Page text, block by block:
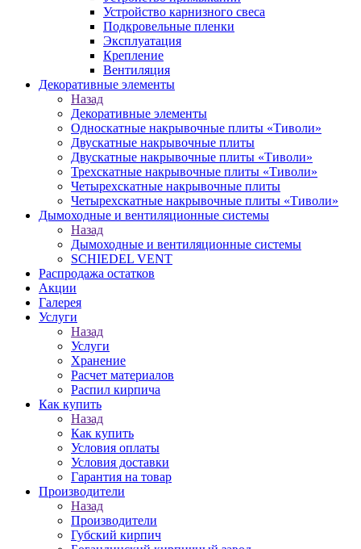
Устройство карнизного свеса
Подкровельные пленки
Эксплуатация
Крепление
Вентиляция
Декоративные элементы
Назад
Декоративные элементы
Односкатные накрывочные плиты «Тиволи»
Двускатные накрывочные плиты
Двускатные накрывочные плиты «Тиволи»
Трехскатные накрывочные плиты «Тиволи»
Четырехскатные накрывочные плиты
Четырехскатные накрывочные плиты «Тиволи»
Дымоходные и вентиляционные системы
Назад
Дымоходные и вентиляционные системы
SCHIEDEL VENT
Распродажа остатков
Акции
Галерея
Услуги
Назад
Услуги
Хранение
Расчет материалов
Распил кирпича
Как купить
Назад
Как купить
Условия оплаты
Условия доставки
Гарантия на товар
Производители
Назад
Производители
Губский кирпич